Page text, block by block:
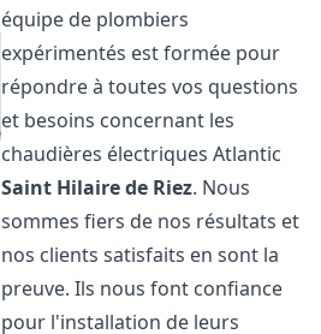
équipe de plombiers
expérimentés est formée pour
répondre à toutes vos questions
et besoins concernant les
chaudières électriques Atlantic
Saint Hilaire de Riez. Nous
sommes fiers de nos résultats et
nos clients satisfaits en sont la
preuve. Ils nous font confiance
pour l'installation de leurs